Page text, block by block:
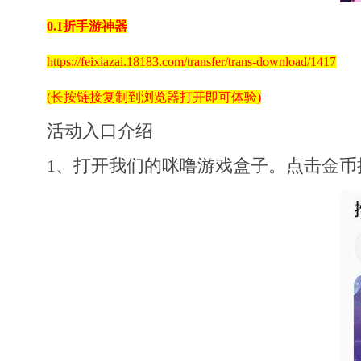
0.1折手游神器
https://feixiazai.18183.com/transfer/trans-download/1417
(长按链接复制到浏览器打开即可体验)
活动入口介绍
1、打开我们的咪噜游戏盒子。点击金